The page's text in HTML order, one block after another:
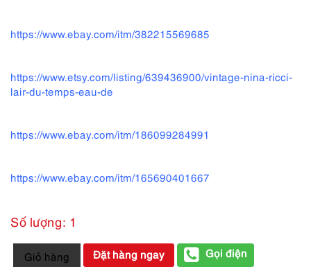
https://www.ebay.com/itm/382215569685
https://www.etsy.com/listing/639436900/vintage-nina-ricci-
lair-du-temps-eau-de
https://www.ebay.com/itm/186099284991
https://www.ebay.com/itm/165690401667
Số lượng: 1
0210-
NINA
Giỏ hàng Đặt hàng ngay Gọi điện